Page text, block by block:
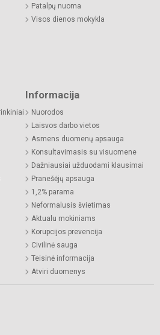
Patalpų nuoma
Visos dienos mokykla
Informacija
Nuorodos
Laisvos darbo vietos
Asmens duomenų apsauga
Konsultavimasis su visuomene
Dažniausiai užduodami klausimai
Pranešėjų apsauga
1,2% parama
Neformalusis švietimas
Aktualu mokiniams
Korupcijos prevencija
Civilinė sauga
Teisinė informacija
Atviri duomenys